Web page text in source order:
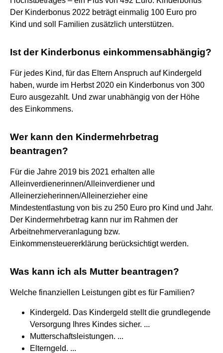
Der Kinderbonus 2022 beträgt einmalig 100 Euro pro
Kind und soll Familien zusätzlich unterstützen.
Ist der Kinderbonus einkommensabhängig?
Für jedes Kind, für das Eltern Anspruch auf Kindergeld
haben, wurde im Herbst 2020 ein Kinderbonus von 300
Euro ausgezahlt. Und zwar unabhängig von der Höhe
des Einkommens.
Wer kann den Kindermehrbetrag
beantragen?
Für die Jahre 2019 bis 2021 erhalten alle
Alleinverdienerinnen/Alleinverdiener und
Alleinerzieherinnen/Alleinerzieher eine
Mindestentlastung von bis zu 250 Euro pro Kind und Jahr.
Der Kindermehrbetrag kann nur im Rahmen der
Arbeitnehmerveranlagung bzw.
Einkommensteuererklärung berücksichtigt werden.
Was kann ich als Mutter beantragen?
Welche finanziellen Leistungen gibt es für Familien?
Kindergeld. Das Kindergeld stellt die grundlegende
Versorgung Ihres Kindes sicher. ...
Mutterschaftsleistungen. ...
Elterngeld. ...